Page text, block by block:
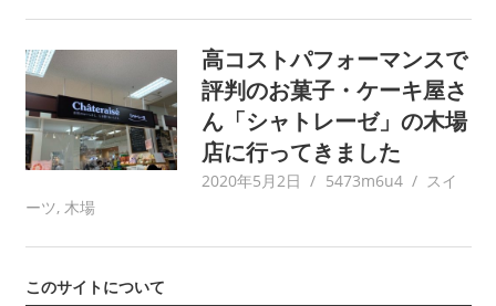
高コストパフォーマンスで
評判のお菓子・ケーキ屋さ
ん「シャトレーゼ」の木場
店に行ってきました
2020年5月2日 5473m6u4
スイ
ーツ, 木場
このサイトについて